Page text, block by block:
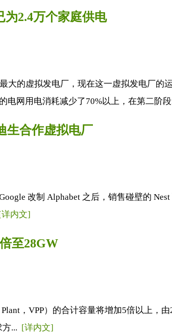
为2.4万个家庭供电
的虚拟发电厂，现在这一虚拟发电厂的
电网用电消耗减少了70%以上，在第二阶段
生合作虚拟电厂
改制 Alphabet 之后，销售碰壁的
内文]
至28GW
，VPP）的合计容量将增加5倍以上
... [详内文]